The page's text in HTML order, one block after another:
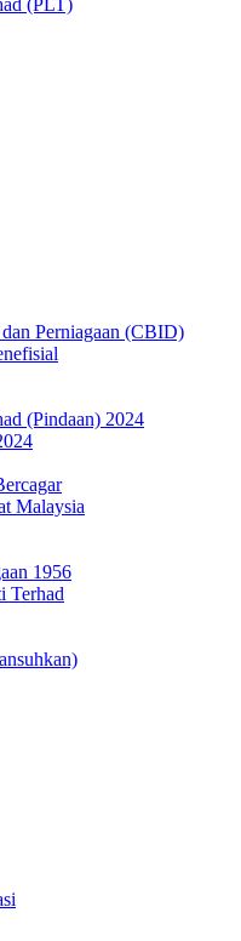
Perniagaan (CBID)
(Pindaan) 2024​​​​​​​​​​​​​
Malaysia
1956
Terhad